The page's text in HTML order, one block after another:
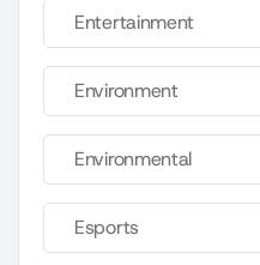
Entertainment
Environment
Environmental
Esports